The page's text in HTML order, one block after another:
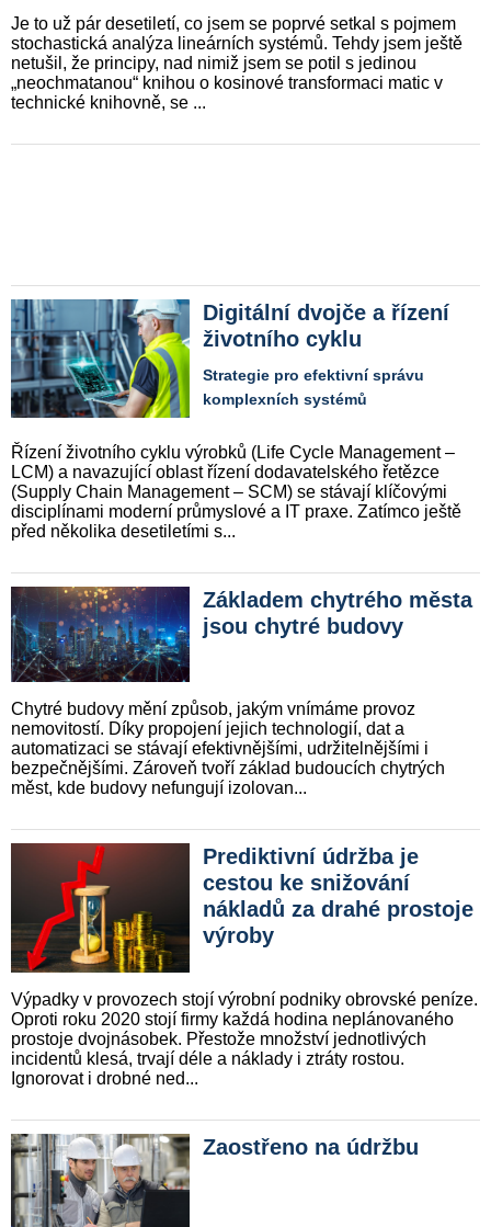
Je to už pár desetiletí, co jsem se poprvé setkal s pojmem
stochastická analýza lineárních systémů. Tehdy jsem ještě
netušil, že principy, nad nimiž jsem se potil s jedinou
„neochmatanou“ knihou o kosinové transformaci matic v
technické knihovně, se ...
Digitální dvojče a řízení
životního cyklu
Strategie pro efektivní správu
komplexních systémů
Řízení životního cyklu výrobků (Life Cycle Management –
LCM) a navazující oblast řízení dodavatelského řetězce
(Supply Chain Management – SCM) se stávají klíčovými
disciplínami moderní průmyslové a IT praxe. Zatímco ještě
před několika desetiletími s...
Základem chytrého města
jsou chytré budovy
Chytré budovy mění způsob, jakým vnímáme provoz
nemovitostí. Díky propojení jejich technologií, dat a
automatizaci se stávají efektivnějšími, udržitelnějšími i
bezpečnějšími. Zároveň tvoří základ budoucích chytrých
měst, kde budovy nefungují izolovan...
Prediktivní údržba je
cestou ke snižování
nákladů za drahé prostoje
výroby
Výpadky v provozech stojí výrobní podniky obrovské peníze.
Oproti roku 2020 stojí firmy kaž­dá hodina neplánovaného
prosto­je dvojnásobek. Přestože množ­ství jednotlivých
incidentů klesá, trvají déle a náklady i ztráty ros­tou.
Ignorovat i drobné ned...
Zaostřeno na údržbu